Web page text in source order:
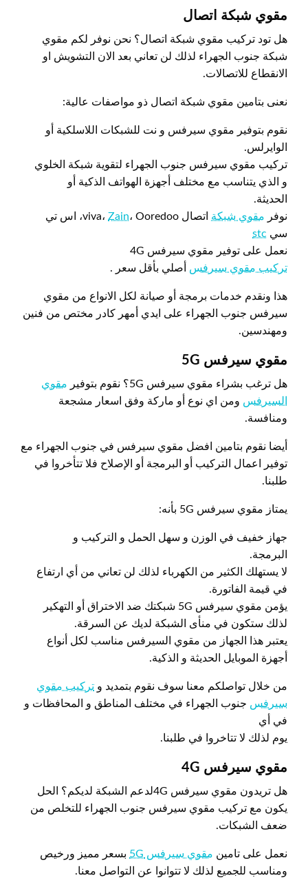
مقوي شبكة اتصال
هل تود تركيب مقوي شبكة اتصال؟ نحن نوفر لكم مقوي
شبكة جنوب الجهراء لذلك لن تعاني بعد الان التشويش او
الانقطاع للاتصالات.
نعنى بتامين مقوي شبكة اتصال ذو مواصفات عالية:
نقوم بتوفير مقوي سيرفس و نت للشبكات اللاسلكية أو
الوايرلس.
تركيب مقوي سيرفس جنوب الجهراء لتقوية شبكة الخلوي
و الذي يتناسب مع مختلف أجهزة الهواتف الذكية أو
الحديثة.
نوفر مقوي شبكة اتصال viva، Zain
، Ooredoo، اس تي
سي stc
نعمل على توفير مقوي سيرفس 4G
تركيب مقوي سيرفس أصلي بأقل سعر .
هذا ونقدم خدمات برمجة أو صيانة لكل الانواع من مقوي
سيرفس جنوب الجهراء على ايدي أمهر كادر مختص من فنين
ومهندسين.
مقوي سيرفس 5 G
هل ترغب بشراء مقوي سيرفس 5G؟ نقوم بتوفير
مقوي
السيرفس ومن اي نوع أو ماركة وفق اسعار مشجعة
ومنافسة.
أيضا نقوم بتامين افضل مقوي سيرفس في جنوب الجهراء مع
توفير اعمال التركيب أو البرمجة أو الإصلاح فلا تتأخروا في
طلبنا.
يمتاز مقوي سيرفس 5G بأنه:
جهاز خفيف في الوزن و سهل الحمل و التركيب و
البرمجة.
لا يستهلك الكثير من الكهرباء لذلك لن تعاني من أي ارتفاع
في قيمة الفاتورة.
يؤمن مقوي سيرفس 5G شبكتك ضد الاختراق أو التهكير
لذلك ستكون في منأى الشبكة لديك عن السرقة.
يعتبر هذا الجهاز من مقوي السيرفس مناسب لكل أنواع
أجهزة الموبايل الحديثة و الذكية.
من خلال تواصلكم معنا سوف نقوم بتمديد و تركيب مقوي
سيرفس جنوب الجهراء في مختلف المناطق و المحافظات و
في أي
يوم لذلك لا تتاخروا في طلبنا.
مقوي سيرفس 4 G
هل تريدون مقوي سيرفس 4Gلدعم الشبكة لديكم؟ الحل
يكون مع تركيب مقوي سيرفس جنوب الجهراء للتخلص من
ضعف الشبكات.
نعمل على تامين مقوي سيرفس 5G
بسعر مميز ورخيص
ومناسب للجميع لذلك لا تتوانوا عن التواصل معنا.